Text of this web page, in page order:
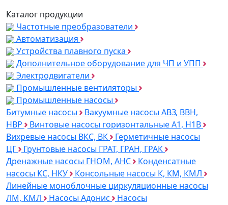
Каталог продукции
Частотные преобразователи
Автоматизация
Устройства плавного пуска
Дополнительное оборудование для ЧП и УПП
Электродвигатели
Промышленные вентиляторы
Промышленные насосы
Битумные насосы
Вакуумные насосы АВЗ, ВВН,
НВР
Винтовые насосы горизонтальные А1, Н1В
Вихревые насосы ВКС, ВК
Герметичные насосы
ЦГ
Грунтовые насосы ГРАТ, ГРАН, ГРАК
Дренажные насосы ГНОМ, АНС
Конденсатные
насосы КС, НКУ
Консольные насосы К, КМ, КМЛ
Линейные моноблочные циркуляционные насосы
ЛМ, КМЛ
Насосы Адонис
Насосы